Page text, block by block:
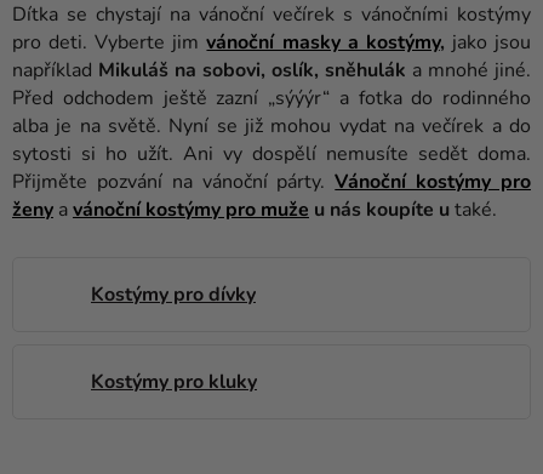
Párty
Výzdoba
a
doplňky
Kostýmy
Pečení
Dítka se chystají na vánoční večírek s vánočními kostýmy
pro deti. Vyberte jimvánoční masky a kostýmy, jako jsou
například Mikuláš na sobovi, oslík, sněhulák a mnohé jiné.
Před odchodem ještě zazní „sýýýr“ a fotka do rodinného
alba je na světě. Nyní se již mohou vydat na večírek a do
sytosti si ho užít. Ani vy dospělí nemusíte sedět doma.
Přijměte pozvání na vánoční párty.Vánoční kostýmy pro
ženy avánoční kostýmy pro muže u nás koupíte u také.
Kostýmy pro dívky
Kostýmy pro kluky